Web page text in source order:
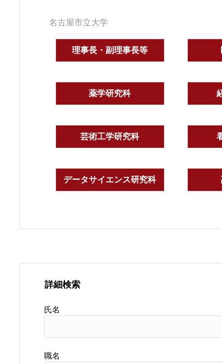
名古屋市立大学
理事長・副理事長等
薬学研究科
芸術工学研究科
データサイエンス研究科
詳細検索
氏名
職名